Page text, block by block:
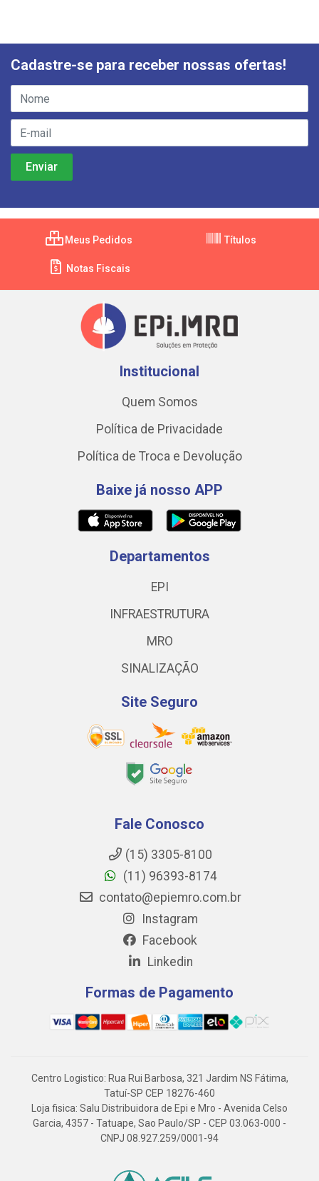
Cadastre-se para receber nossas ofertas!
Meus Pedidos Títulos
Notas Fiscais
Institucional
Quem Somos
Política de Privacidade
Política de Troca e Devolução
Baixe já nosso APP
Departamentos
EPI
INFRAESTRUTURA
MRO
SINALIZAÇÃO
Site Seguro
Fale Conosco
(15) 3305-8100
(11) 96393-8174
contato@epiemro.com.br
Instagram
Facebook
Linkedin
Formas de Pagamento
Centro Logistico: Rua Rui Barbosa, 321 Jardim NS Fátima,
Tatuí-SP CEP 18276-460
Loja fisica: Salu Distribuidora de Epi e Mro - Avenida Celso
Garcia, 4357 - Tatuape, Sao Paulo/SP - CEP 03.063-000 -
CNPJ 08.927.259/0001-94